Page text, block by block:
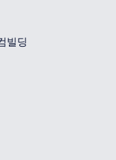
빌딩